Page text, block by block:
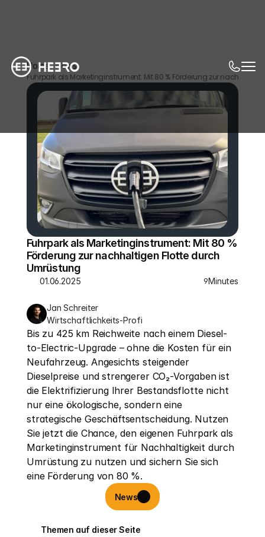
Home News
Fuhrpark als Marketinginstrument: Mit 80 % Förderung zur
Fuhrpark als Marketinginstrument: Mit 80 %
Förderung zur nachhaltigen Flotte durch
Umrüstung
01.06.2025 9Minutes
Jan Schreiter
Wirtschaftlichkeits-Profi
Bis zu 425 km Reichweite nach einem Diesel-
to-Electric-Upgrade – ohne die Kosten für ein
Neufahrzeug. Angesichts steigender
Dieselpreise und strengerer CO₂-Vorgaben ist
die Elektrifizierung Ihrer Bestandsflotte nicht
nur eine ökologische, sondern eine
strategische Geschäftsentscheidung. Nutzen
Sie jetzt die Chance, den eigenen Fuhrpark als
Marketinginstrument für Nachhaltigkeit durch
Umrüstung zu nutzen und sichern Sie sich
eine Förderung von 80 %.
News
Themen auf dieser Seite